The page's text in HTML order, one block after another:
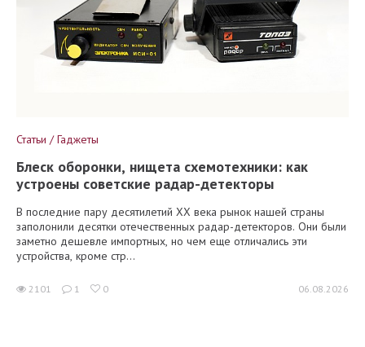
Статьи / Гаджеты
Блеск оборонки, нищета схемотехники: как
устроены советские радар-детекторы
В последние пару десятилетий XX века рынок нашей страны
заполонили десятки отечественных радар-детекторов. Они были
заметно дешевле импортных, но чем еще отличались эти
устройства, кроме стр...
2101 1 0 06.08.2026